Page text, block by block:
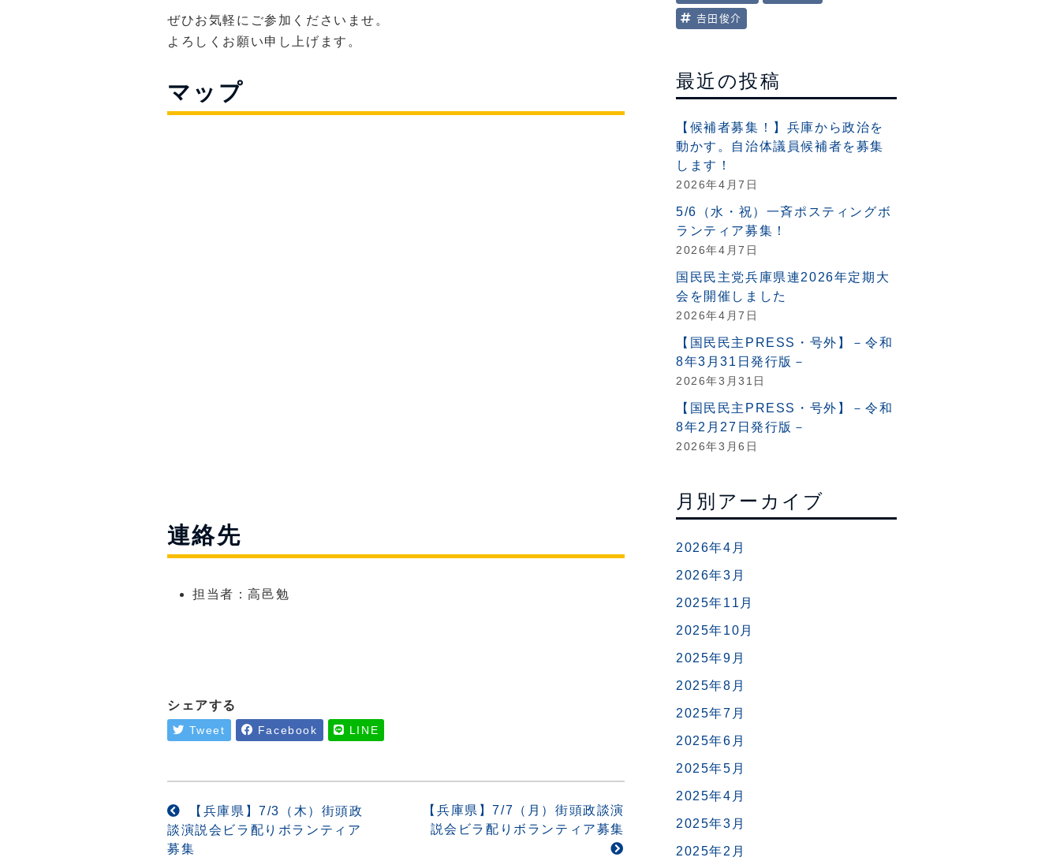
ぜひお気軽にご参加くださいませ。
よろしくお願い申し上げます。
マップ
連絡先
担当者：高邑勉
シェアする
Tweet Facebook LINE
投
稿
【兵庫県】7/3（木）街頭政
談演説会ビラ配りボランティア
募集
【兵庫県】7/7（月）街頭政談演
説会ビラ配りボランティア募集
𠮷田俊介
最近の投稿
【候補者募集！】兵庫から政治を
動かす。自治体議員候補者を募集
します！
2026年4月7日
5/6（水・祝）一斉ポスティングボ
ランティア募集！
2026年4月7日
国民民主党兵庫県連2026年定期大
会を開催しました
2026年4月7日
【国民民主PRESS・号外】－令和
8年3月31日発行版－
2026年3月31日
【国民民主PRESS・号外】－令和
8年2月27日発行版－
2026年3月6日
月別アーカイブ
2026年4月
2026年3月
2025年11月
2025年10月
2025年9月
2025年8月
2025年7月
2025年6月
2025年5月
2025年4月
2025年3月
2025年2月